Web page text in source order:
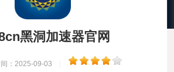
黑洞加速器官网
：2025-09-03